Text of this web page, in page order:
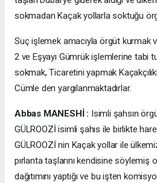
sokmadan Kaçak yollarla soktuğu
Suç işlemek amacıyla örgüt kurmak
2 ve Eşyayı Gümrük işlemlerine tabi
sokmak, Ticaretini yapmak
Cümle den yargılanmaktadırlar.
Abbas MANESHİ : Isimli şahsın
GÜLROOZİ isimli şahıs ile birlikte
GÜLROOZİ nin Kaçak yollar ile
pırlanta taşlarını kendisine söylemiş
dağıtımını yaptığı ve bu işten